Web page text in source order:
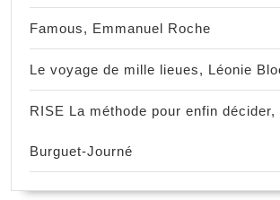
Famous, Emmanuel Roche
Le voyage de mille lieues, Léonie
RISE La méthode pour enfin décider,
Burguet-Journé